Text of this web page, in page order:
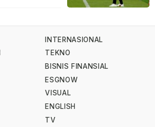
INTERNASIONAL
TEKNO
BISNIS FINANSIAL
ESGNOW
VISUAL
ENGLISH
TV